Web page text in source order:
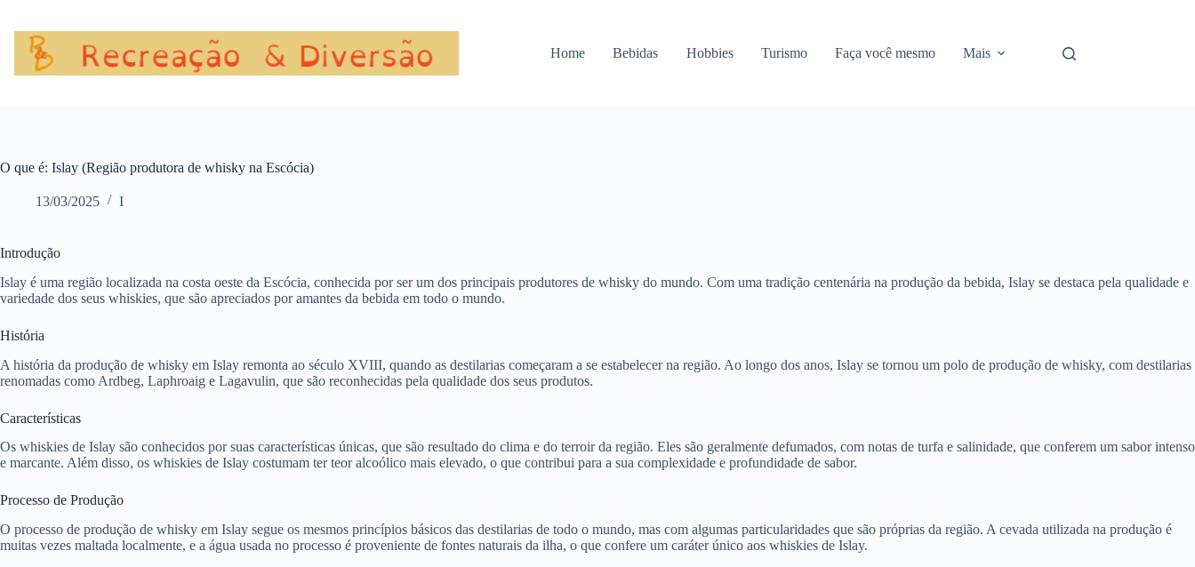
conteúdo
Home Bebidas Hobbies Turismo Faça você mesmo Mais
O que é: Islay (Região produtora de whisky na Escócia)
13/03/2025 I
Introdução
Islay é uma região localizada na costa oeste da Escócia, conhecida por ser um dos principais produtores de whisky do mundo. Com uma tradição centenária na produção da bebida, Islay se destaca pela qualidade e
variedade dos seus whiskies, que são apreciados por amantes da bebida em todo o mundo.
História
A história da produção de whisky em Islay remonta ao século XVIII, quando as destilarias começaram a se estabelecer na região. Ao longo dos anos, Islay se tornou um polo de produção de whisky, com destilarias
renomadas como Ardbeg, Laphroaig e Lagavulin, que são reconhecidas pela qualidade dos seus produtos.
Características
Os whiskies de Islay são conhecidos por suas características únicas, que são resultado do clima e do terroir da região. Eles são geralmente defumados, com notas de turfa e salinidade, que conferem um sabor intenso
e marcante. Além disso, os whiskies de Islay costumam ter teor alcoólico mais elevado, o que contribui para a sua complexidade e profundidade de sabor.
Processo de Produção
O processo de produção de whisky em Islay segue os mesmos princípios básicos das destilarias de todo o mundo, mas com algumas particularidades que são próprias da região. A cevada utilizada na produção é
muitas vezes maltada localmente, e a água usada no processo é proveniente de fontes naturais da ilha, o que confere um caráter único aos whiskies de Islay.